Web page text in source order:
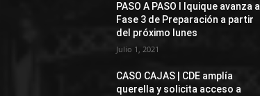
PASO A PASO I Iquique avanza a
Fase 3 de Preparación a partir
del próximo lunes
Julio 1, 2021
CASO CAJAS | CDE amplía
querella y solicita acceso a